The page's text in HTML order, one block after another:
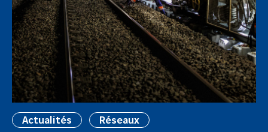
Actualités Réseaux